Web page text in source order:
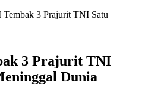
3 Prajurit TNI Satu
3 Prajurit TNI
Dunia